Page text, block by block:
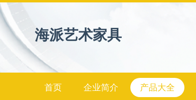
海派艺术家具
首页 企业简介 产品大全